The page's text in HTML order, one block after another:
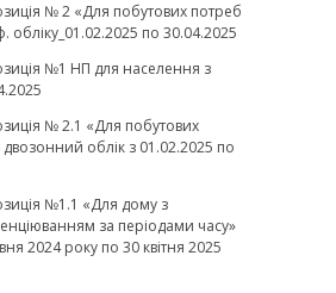
№ 2 «Для побутових потреб
обліку_01.02.2025 по 30.04.2025
№1 НП для населення з
№ 2.1 «Для побутових
облік з 01.02.2025 по
№1.1 «Для дому з
за періодами часу»
2024 року по 30 квітня 2025